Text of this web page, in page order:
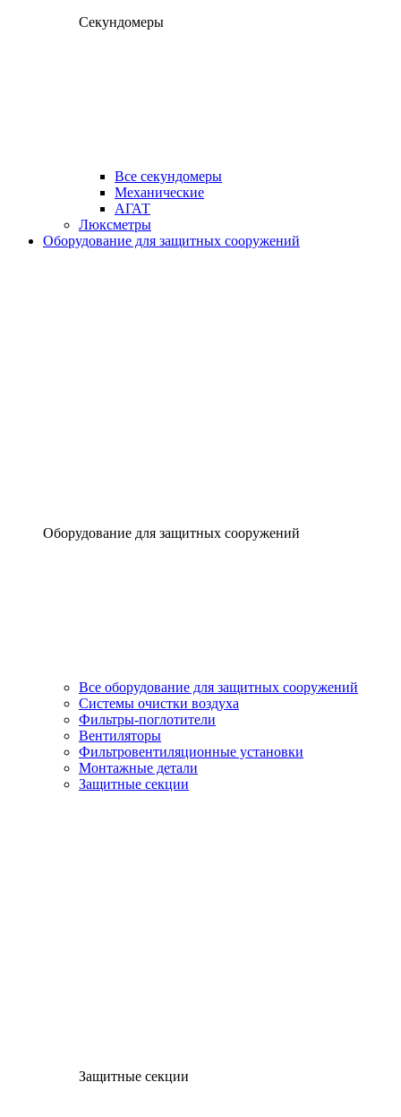
Секундомеры
Все секундомеры
Механические
АГАТ
Люксметры
Оборудование для защитных сооружений
Оборудование для защитных сооружений
Все оборудование для защитных сооружений
Системы очистки воздуха
Фильтры-поглотители
Вентиляторы
Фильтровентиляционные установки
Монтажные детали
Защитные секции
Защитные секции